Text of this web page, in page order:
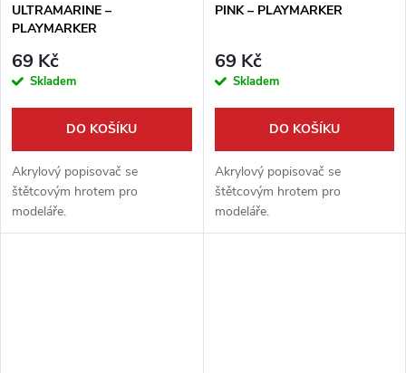
ULTRAMARINE –
PLAYMARKER
69 Kč
Skladem
DO KOŠÍKU
Akrylový popisovač se
štětcovým hrotem pro
modeláře.
PINK – PLAYMARKER
69 Kč
Skladem
DO KOŠÍKU
Akrylový popisovač se
štětcovým hrotem pro
modeláře.